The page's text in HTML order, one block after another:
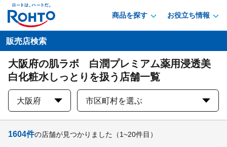
商品を探す お役立ち情報
販売店検索
大阪府の肌ラボ 白潤プレミアム薬用浸透美
白化粧水しっとりを扱う店舗一覧
大阪府 市区町村を選ぶ
1604件の店舗が見つかりました （1~20件目）